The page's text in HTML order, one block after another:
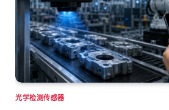
光学检测传感器